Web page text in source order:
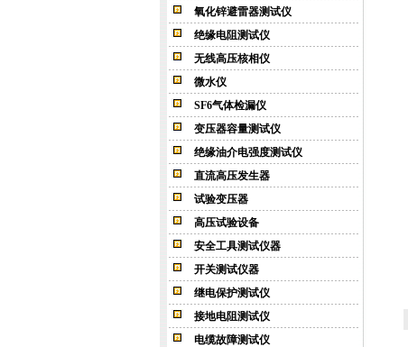
氧化锌避雷器测试仪
绝缘电阻测试仪
无线高压核相仪
微水仪
SF6气体检漏仪
变压器容量测试仪
绝缘油介电强度测试仪
直流高压发生器
试验变压器
高压试验设备
安全工具测试仪器
开关测试仪器
继电保护测试仪
接地电阻测试仪
电缆故障测试仪